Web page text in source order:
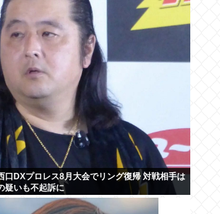
口DXプロレス8月大会でリング復帰 対戦相手は
疑いも不起訴に